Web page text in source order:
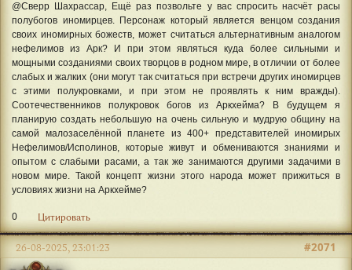
@Сверр Шахрассар, Ещё раз позвольте у вас спросить насчёт расы
полубогов иномирцев. Персонаж который является венцом создания
своих иномирных божеств, может считаться альтернативным аналогом
нефелимов из Арк? И при этом являться куда более сильными и
мощными созданиями своих творцов в родном мире, в отличии от более
слабых и жалких (они могут так считаться при встречи других иномирцев
с этими полукровками, и при этом не проявлять к ним вражды).
Соотечественников полукровок богов из Аркхейма? В будущем я
планирую создать небольшую на очень сильную и мудрую общину на
самой малозаселённой планете из 400+ представителей иномирых
Нефелимов/Исполинов, которые живут и обмениваются знаниями и
опытом с слабыми расами, а так же занимаются другими задачими в
новом мире. Такой концепт жизни этого народа может прижиться в
условиях жизни на Аркхейме?
0 Цитировать
#2071
26-08-2025, 23:01:23